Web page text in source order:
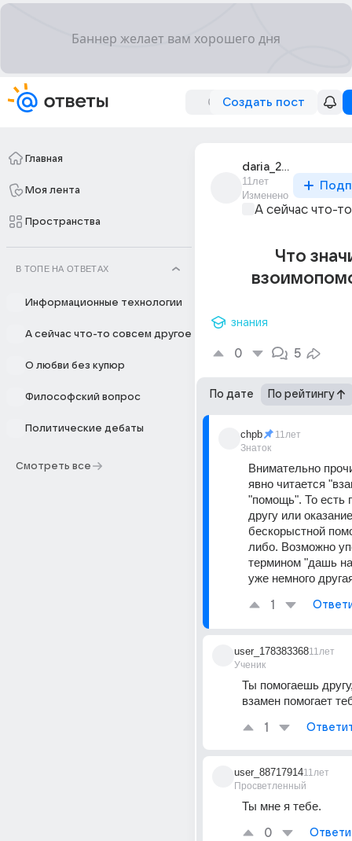
Создать пост
Главная
Моя лента
Пространства
В ТОПЕ НА ОТВЕТАХ
Информационные технологии
А сейчас что-то совсем другое
О любви без купюр
Философский вопрос
Политические дебаты
Смотреть все
daria_20552
11лет
Изменено
А сейчас что-
Что
знания
0 5
По дате По рейтингу
chpb
Знаток
11лет
Внимательно
явно читается
"помощь". То есть
другу или оказание
бескорыстной
либо. Возможно
термином "дашь
уже немного
1
user_178383368
Ученик
11лет
Ты помогаешь
взамен помогает
1
user_88717914
Просветленный
11лет
Ты мне я тебе.
0